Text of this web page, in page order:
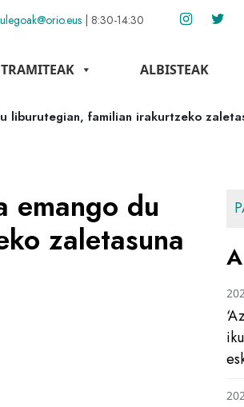
| 8:30-14:30
TRAMITEAK ALBISTEAK
liburutegian, familian irakurtzeko
emango du
zaletasuna